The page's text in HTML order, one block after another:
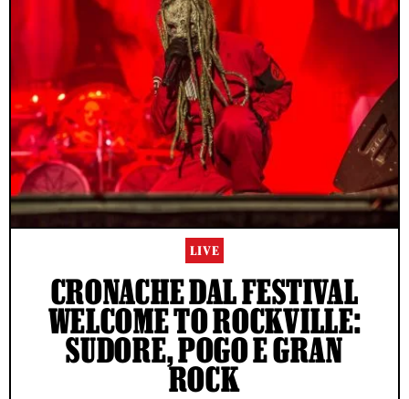
LIVE
CRONACHE DAL FESTIVAL
WELCOME TO ROCKVILLE:
SUDORE, POGO E GRAN
ROCK